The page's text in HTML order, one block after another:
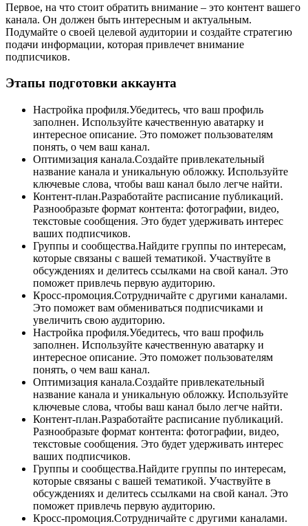
Первое, на что стоит обратить внимание – это контент вашего
канала. Он должен быть интересным и актуальным.
Подумайте о своей целевой аудитории и создайте стратегию
подачи информации, которая привлечет внимание
подписчиков.
Этапы подготовки аккаунта
Настройка профиля.Убедитесь, что ваш профиль
заполнен. Используйте качественную аватарку и
интересное описание. Это поможет пользователям
понять, о чем ваш канал.
Оптимизация канала.Создайте привлекательный
название канала и уникальную обложку. Используйте
ключевые слова, чтобы ваш канал было легче найти.
Контент-план.Разработайте расписание публикаций.
Разнообразьте формат контента: фотографии, видео,
текстовые сообщения. Это будет удерживать интерес
ваших подписчиков.
Группы и сообщества.Найдите группы по интересам,
которые связаны с вашей тематикой. Участвуйте в
обсуждениях и делитесь ссылками на свой канал. Это
поможет привлечь первую аудиторию.
Кросс-промоция.Сотрудничайте с другими каналами.
Это поможет вам обмениваться подписчиками и
увеличить свою аудиторию.
Настройка профиля.Убедитесь, что ваш профиль
заполнен. Используйте качественную аватарку и
интересное описание. Это поможет пользователям
понять, о чем ваш канал.
Оптимизация канала.Создайте привлекательный
название канала и уникальную обложку. Используйте
ключевые слова, чтобы ваш канал было легче найти.
Контент-план.Разработайте расписание публикаций.
Разнообразьте формат контента: фотографии, видео,
текстовые сообщения. Это будет удерживать интерес
ваших подписчиков.
Группы и сообщества.Найдите группы по интересам,
которые связаны с вашей тематикой. Участвуйте в
обсуждениях и делитесь ссылками на свой канал. Это
поможет привлечь первую аудиторию.
Кросс-промоция.Сотрудничайте с другими каналами.